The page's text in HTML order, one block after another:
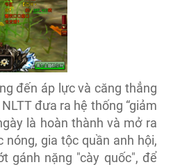
đến áp lực và căng thẳng
đưa ra hệ thống “giảm
là hoàn thành và mở ra
gia tộc quần anh hội,
gánh nặng "cày quốc", để